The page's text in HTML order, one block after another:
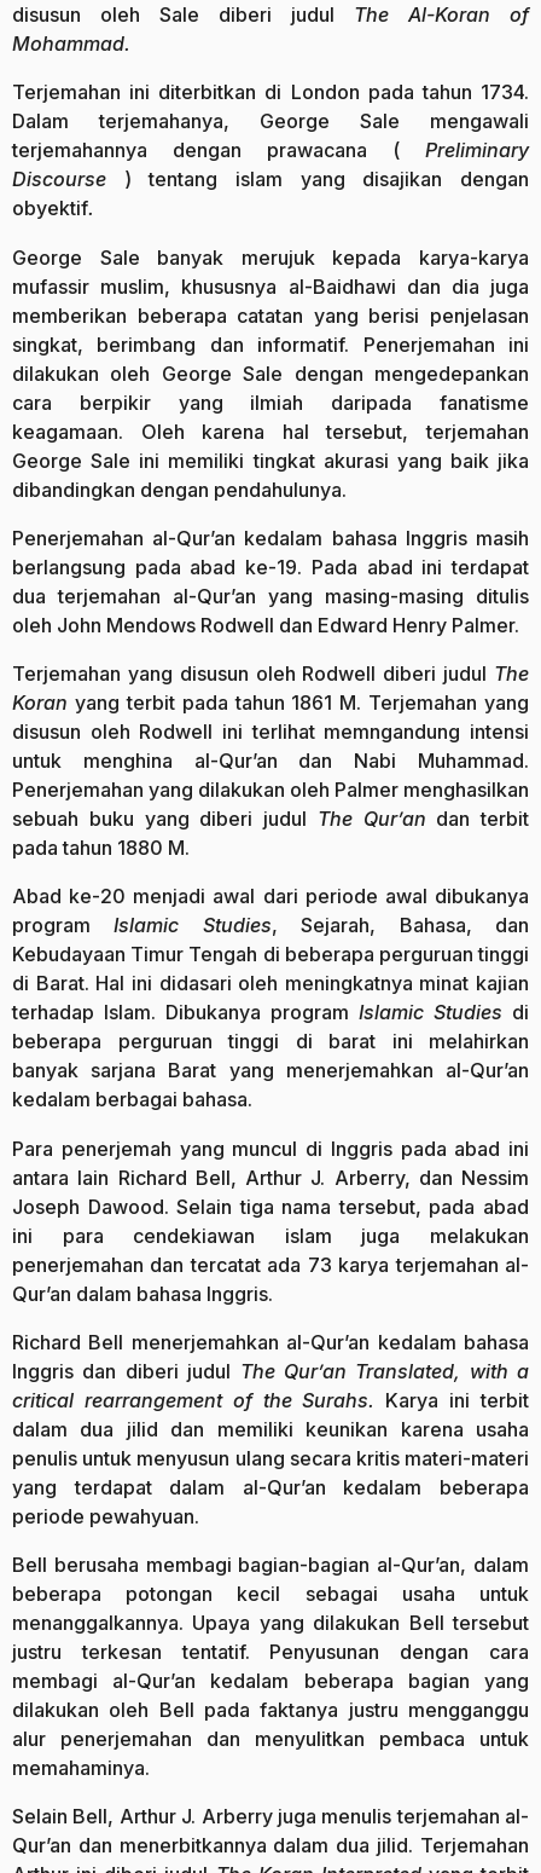
disusun oleh Sale diberi judul The Al-Koran of
Mohammad.
Terjemahan ini diterbitkan di London pada tahun 1734.
Dalam terjemahanya, George Sale mengawali
terjemahannya dengan prawacana ( Preliminary
Discourse ) tentang islam yang disajikan dengan
obyektif.
George Sale banyak merujuk kepada karya-karya
mufassir muslim, khususnya al-Baidhawi dan dia juga
memberikan beberapa catatan yang berisi penjelasan
singkat, berimbang dan informatif. Penerjemahan ini
dilakukan oleh George Sale dengan mengedepankan
cara berpikir yang ilmiah daripada fanatisme
keagamaan. Oleh karena hal tersebut, terjemahan
George Sale ini memiliki tingkat akurasi yang baik jika
dibandingkan dengan pendahulunya.
Penerjemahan al-Qur’an kedalam bahasa Inggris masih
berlangsung pada abad ke-19. Pada abad ini terdapat
dua terjemahan al-Qur’an yang masing-masing ditulis
oleh John Mendows Rodwell dan Edward Henry Palmer.
Terjemahan yang disusun oleh Rodwell diberi judul The
Koran yang terbit pada tahun 1861 M. Terjemahan yang
disusun oleh Rodwell ini terlihat memngandung intensi
untuk menghina al-Qur’an dan Nabi Muhammad.
Penerjemahan yang dilakukan oleh Palmer menghasilkan
sebuah buku yang diberi judul The Qur’an dan terbit
pada tahun 1880 M.
Abad ke-20 menjadi awal dari periode awal dibukanya
programIslamic Studies, Sejarah, Bahasa, dan
Kebudayaan Timur Tengah di beberapa perguruan tinggi
di Barat. Hal ini didasari oleh meningkatnya minat kajian
terhadap Islam. Dibukanya program Islamic Studies di
beberapa perguruan tinggi di barat ini melahirkan
banyak sarjana Barat yang menerjemahkan al-Qur’an
kedalam berbagai bahasa.
Para penerjemah yang muncul di Inggris pada abad ini
antara lain Richard Bell, Arthur J. Arberry, dan Nessim
Joseph Dawood. Selain tiga nama tersebut, pada abad
ini para cendekiawan islam juga melakukan
penerjemahan dan tercatat ada 73 karya terjemahan al-
Qur’an dalam bahasa Inggris.
Richard Bell menerjemahkan al-Qur’an kedalam bahasa
Inggris dan diberi judul The Qur’an Translated, with a
critical rearrangement of the Surahs. Karya ini terbit
dalam dua jilid dan memiliki keunikan karena usaha
penulis untuk menyusun ulang secara kritis materi-materi
yang terdapat dalam al-Qur’an kedalam beberapa
periode pewahyuan.
Bell berusaha membagi bagian-bagian al-Qur’an, dalam
beberapa potongan kecil sebagai usaha untuk
menanggalkannya. Upaya yang dilakukan Bell tersebut
justru terkesan tentatif. Penyusunan dengan cara
membagi al-Qur’an kedalam beberapa bagian yang
dilakukan oleh Bell pada faktanya justru mengganggu
alur penerjemahan dan menyulitkan pembaca untuk
memahaminya.
Selain Bell, Arthur J. Arberry juga menulis terjemahan al-
Qur’an dan menerbitkannya dalam dua jilid. Terjemahan